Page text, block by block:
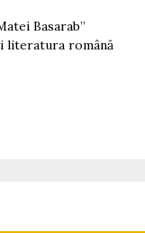
Basarab”
literatura română